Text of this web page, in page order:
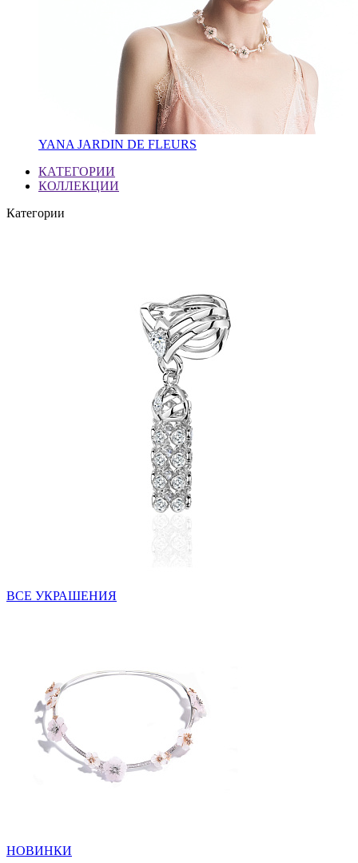
YANA JARDIN DE FLEURS
КАТЕГОРИИ
КОЛЛЕКЦИИ
Категории
ВСЕ УКРАШЕНИЯ
НОВИНКИ